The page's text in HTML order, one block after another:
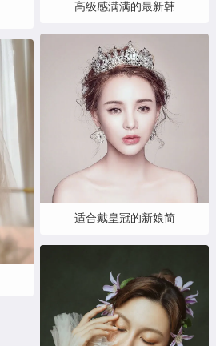
高级感满满的最新韩
适合戴皇冠的新娘简